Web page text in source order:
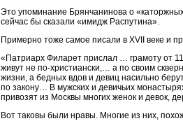
Это упоминание Брянчанинова о
сейчас бы сказали «имидж Распутина».
Примерно тоже самое писали в XVII веке и
«Патриарх Филарет прислал … грамоту от
живут не по-христиански,… а по своим
жизни, а бедных вдов и девиц насильно
по закону… В мужских и девичьих
привозят из Москвы многих женок и девок,
Вот таковы были нравы. Многие из них,